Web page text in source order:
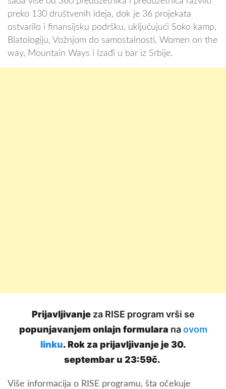
preko 130 društvenih ideja, dok je 36 projekata
ostvarilo i finansijsku podršku, uključujući Soko kamp,
Blatologiju, Vožnjom do samostalnosti, Women on the
way, Mountain Ways i Izađi u bar iz Srbije.
Prijavljivanje za RISE program vrši se
popunjavanjem onlajn formulara naovom
linku.Rok za prijavljivanje je 30.
septembar u 23:59č.
Više informacija o RISE programu, šta očekuje